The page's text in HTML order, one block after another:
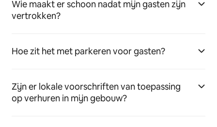
Wie maakt er schoon nadat mijn gasten zijn
vertrokken?
Hoe zit het met parkeren voor gasten?
Zijn er lokale voorschriften van toepassing
op verhuren in mijn gebouw?